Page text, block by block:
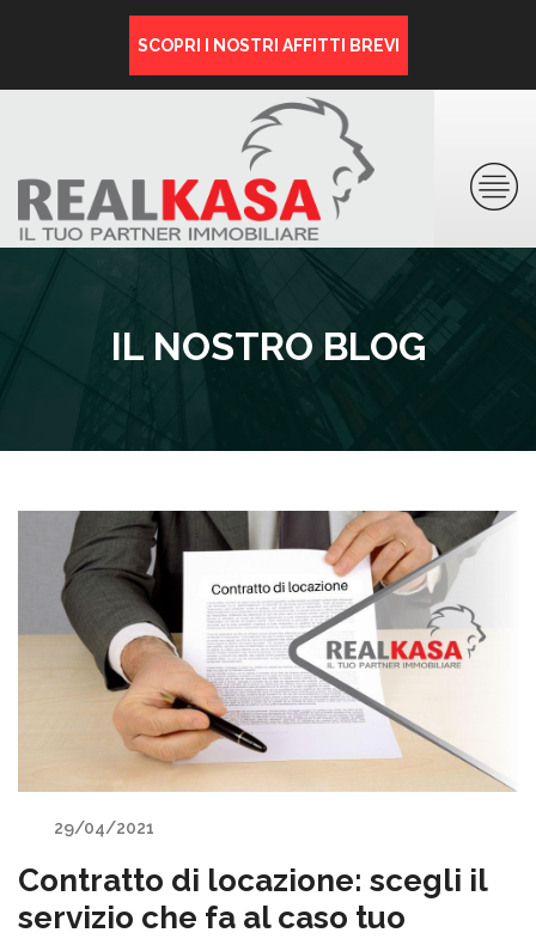
SCOPRI I NOSTRI AFFITTI BREVI
IL NOSTRO BLOG
29/04/2021
Contratto di locazione: scegli il
servizio che fa al caso tuo